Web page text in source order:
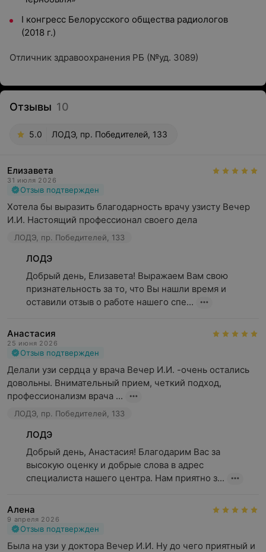
I конгресс Белорусского общества радиологов
(2018 г.)
Отличник здравоохранения РБ (№уд. 3089)
Отзывы 10
5.0 ЛОДЭ, пр. Победителей, 133
Елизавета
31 июля 2026
Отзыв подтвержден
Хотела бы выразить благодарность врачу узисту Вечер
И.И. Настоящий профессионал своего дела
ЛОДЭ, пр. Победителей, 133
ЛОДЭ
Добрый день, Елизавета! Выражаем Вам свою
признательность за то, что Вы нашли время и
оставили отзыв о работе нашего спе...
Анастасия
25 июня 2026
Отзыв подтвержден
Делали узи сердца у врача Вечер И.И. -очень остались
довольны. Внимательный прием, четкий подход,
профессионализм врача ...
ЛОДЭ, пр. Победителей, 133
ЛОДЭ
Добрый день, Анастасия! Благодарим Вас за
высокую оценку и добрые слова в адрес
специалиста нашего центра. Нам приятно з...
Алена
9 апреля 2026
Отзыв подтвержден
Была на узи у доктора Вечер И.И. Ну до чего приятный и